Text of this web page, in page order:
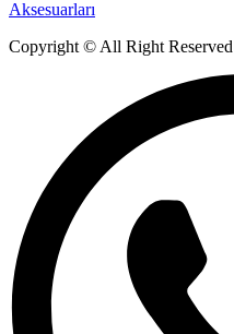
Copyright © All Right Reserved